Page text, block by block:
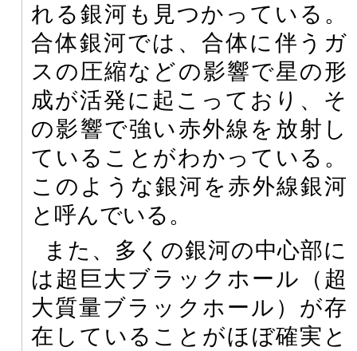
れる銀河も見つかっている。
合体銀河では、合体に伴うガ
スの圧縮などの影響で星の形
成が活発に起こっており、そ
の影響で強い赤外線を放射し
ていることがわかっている。
このような銀河を赤外線銀河
と呼んでいる。
また、多くの銀河の中心部に
は超巨大ブラックホール（超
大質量ブラックホール）が存
在していることがほぼ確実と